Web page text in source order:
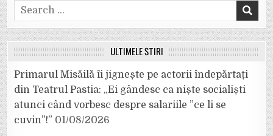
Search
for:
ULTIMELE ȘTIRI
Primarul Misăilă îi jignește pe actorii îndepărtați
din Teatrul Pastia: „Ei gândesc ca niște socialiști
atunci când vorbesc despre salariile ”ce li se
cuvin”!” 01/08/2026